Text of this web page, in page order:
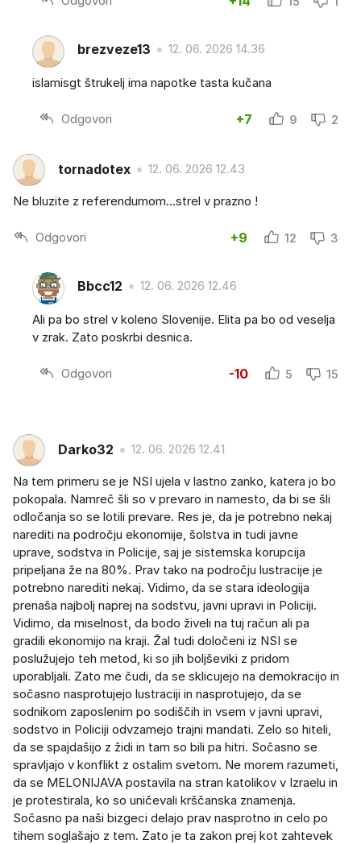
brezveze13 12. 06. 2026 14.36
islamisgt štrukelj ima napotke tasta kučana
Odgovori +7 9 2
tornadotex 12. 06. 2026 12.43
Ne bluzite z referendumom...strel v prazno !
Odgovori +9 12 3
Bbcc12 12. 06. 2026 12.46
Ali pa bo strel v koleno Slovenije. Elita pa bo od veselja
v zrak. Zato poskrbi desnica.
Odgovori -10 5 15
Darko32 12. 06. 2026 12.41
Na tem primeru se je NSI ujela v lastno zanko, katera jo bo
pokopala. Namreč šli so v prevaro in namesto, da bi se šli
odločanja so se lotili prevare. Res je, da je potrebno nekaj
narediti na področju ekonomije, šolstva in tudi javne
uprave, sodstva in Policije, saj je sistemska korupcija
pripeljana že na 80%. Prav tako na področju lustracije je
potrebno narediti nekaj. Vidimo, da se stara ideologija
prenaša najbolj naprej na sodstvu, javni upravi in Policiji.
Vidimo, da miselnost, da bodo živeli na tuj račun ali pa
gradili ekonomijo na kraji. Žal tudi določeni iz NSI se
poslužujejo teh metod, ki so jih boljševiki z pridom
uporabljali. Zato me čudi, da se sklicujejo na demokracijo in
sočasno nasprotujejo lustraciji in nasprotujejo, da se
sodnikom zaposlenim po sodiščih in vsem v javni upravi,
sodstvo in Policiji odvzamejo trajni mandati. Zelo so hiteli,
da se spajdašijo z židi in tam so bili pa hitri. Sočasno se
spravljajo v konflikt z ostalim svetom. Ne morem razumeti,
da se MELONIJAVA postavila na stran katolikov v Izraelu in
je protestirala, ko so uničevali krščanska znamenja.
Sočasno pa naši bizgeci delajo prav nasprotno in celo po
tihem soglašajo z tem. Zato je ta zakon prej kot zahtevek